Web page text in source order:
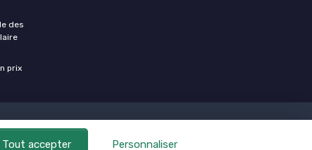
des
prix
Tout accepter Personnaliser